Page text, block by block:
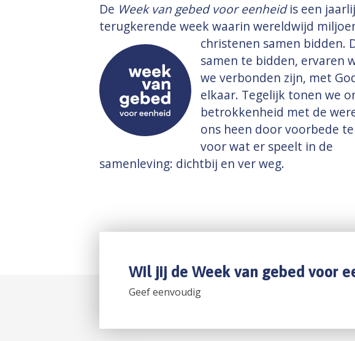
De Week van gebed voor eenheidis een
terugkerende week waarin wereldwijd
christenen samen bidden.
samen te bidden, ervaren
we verbonden zijn, met
elkaar. Tegelijk tonen we
betrokkenheid met de
ons heen door voorbede
voor wat er speelt in de
samenleving: dichtbij en ver weg.
Wil jij de Week van gebed voor
Geef eenvoudig